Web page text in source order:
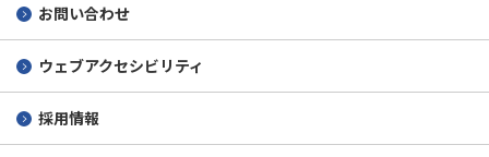
お問い合わせ
ウェブアクセシビリティ
採用情報